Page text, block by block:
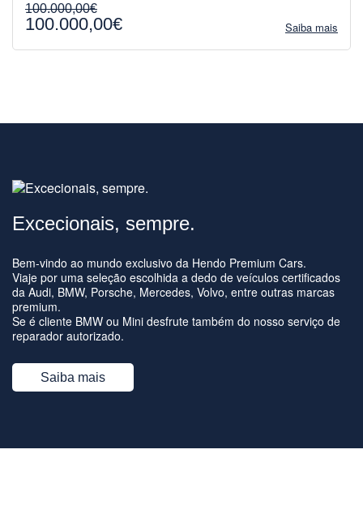
100.000,00€
100.000,00€ Saiba mais
Excecionais, sempre.
Bem-vindo ao mundo exclusivo da Hendo Premium Cars.
Viaje por uma seleção escolhida a dedo de veículos certificados
da Audi, BMW, Porsche, Mercedes, Volvo, entre outras marcas
premium.
Se é cliente BMW ou Mini desfrute também do nosso serviço de
reparador autorizado.
Saiba mais